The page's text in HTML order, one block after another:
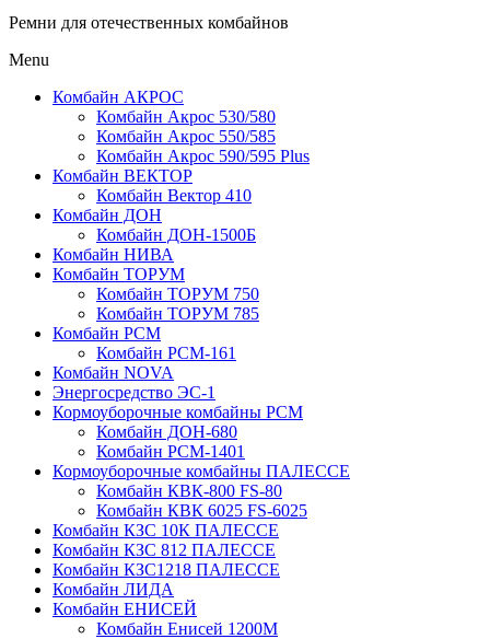
Ремни для отечественных комбайнов
Menu
Комбайн АКРОС
Комбайн Акрос 530/580
Комбайн Акрос 550/585
Комбайн Акрос 590/595 Plus
Комбайн ВЕКТОР
Комбайн Вектор 410
Комбайн ДОН
Комбайн ДОН-1500Б
Комбайн НИВА
Комбайн ТОРУМ
Комбайн ТОРУМ 750
Комбайн ТОРУМ 785
Комбайн РСМ
Комбайн РСМ-161
Комбайн NOVA
Энергосредство ЭС-1
Кормоуборочные комбайны РСМ
Комбайн ДОН-680
Комбайн РСМ-1401
Кормоуборочные комбайны ПАЛЕССЕ
Комбайн КВК-800 FS-80
Комбайн КВК 6025 FS-6025
Комбайн КЗС 10К ПАЛЕССЕ
Комбайн КЗС 812 ПАЛЕССЕ
Комбайн КЗС1218 ПАЛЕССЕ
Комбайн ЛИДА
Комбайн ЕНИСЕЙ
Комбайн Енисей 1200М